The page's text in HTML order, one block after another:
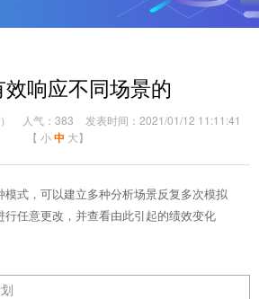
响应不同场景的
人气：383
发表时间：2021/01/12 11:11:41
【 小 中 大】
式，可以建立多种分析场景反复多次模拟
任意更改，并查看由此引起的绩效变化